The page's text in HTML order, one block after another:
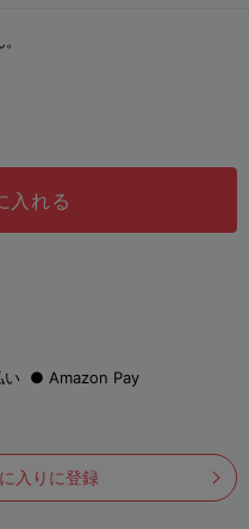
入れる
い Amazon Pay
入りに登録